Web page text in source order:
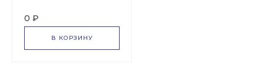
0 ₽
В КОРЗИНУ